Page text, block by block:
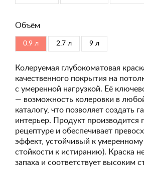
Объём
0.9 л 2.7 л 9 л
Колеруемая глубокоматовая
качественного покрытия на
с умеренной нагрузкой. Её
— возможность колеровки в
каталогу, что позволяет создать
интерьер. Продукт производится
рецептуре и обеспечивает
эффект, устойчивый к умеренному
стойкости к истиранию). Краска
запаха и соответствует высоким